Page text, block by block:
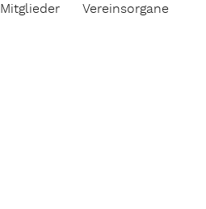
Mitglieder Vereinsorgane